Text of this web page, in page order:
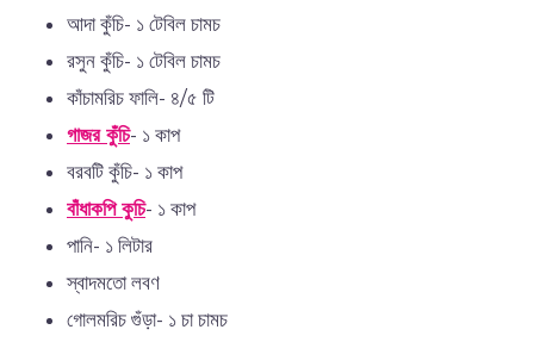
আদা কুঁচি- ১ টেবিল চামচ
রসুন কুঁচি- ১ টেবিল চামচ
কাঁচামরিচ ফালি- ৪/৫ টি
গাজর কুঁচি- ১ কাপ
বরবটি কুঁচি- ১ কাপ
বাঁধাকপি কুচি- ১ কাপ
পানি- ১ লিটার
স্বাদমতো লবণ
গোলমরিচ গুঁড়া- ১ চা চামচ